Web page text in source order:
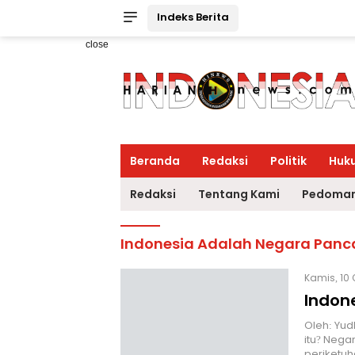
Indeks Berita
close
Beranda Redaksi Politik
Redaksi Tentang Kami
Indonesia Adalah Negara
Kamis, 10
Oleh:
itu?